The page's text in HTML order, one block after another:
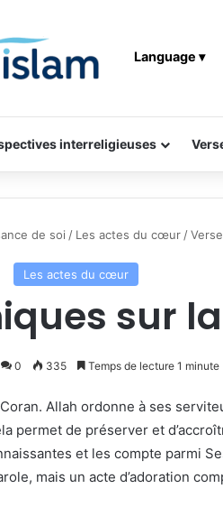
Language ▾
interreligieuses
de soi / Les actes du cœur /
Les actes du cœur
sur
0 335 Temps de lecture 1 minute
Allah ordonne à ses
permet de préserver et
et les compte parmi
mais un acte d’adoration